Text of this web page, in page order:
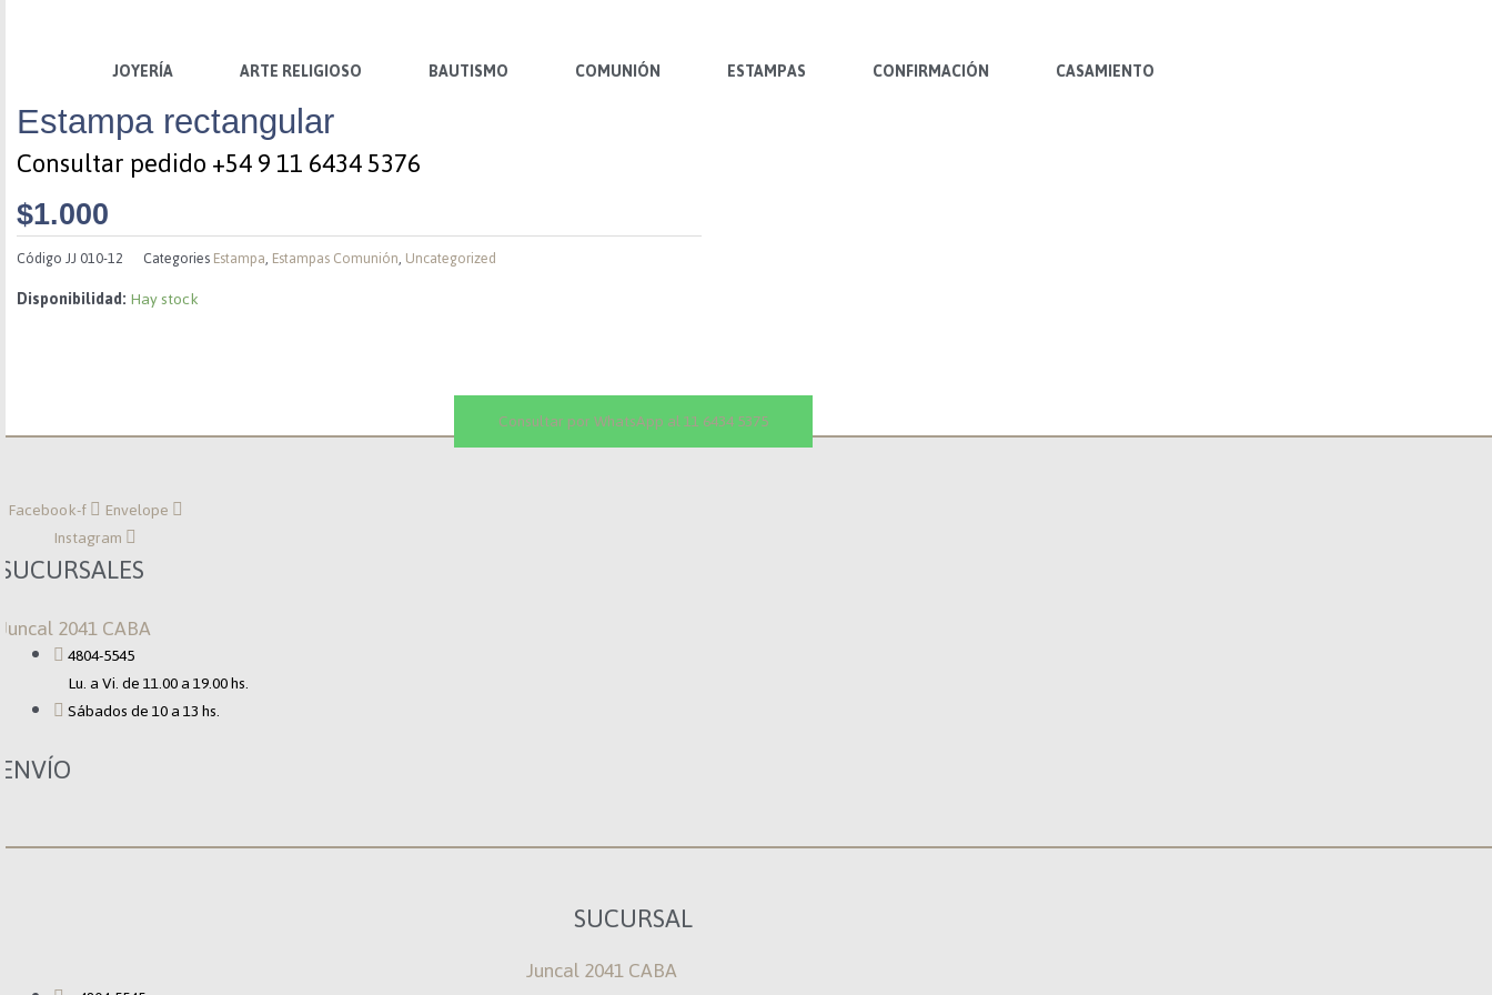
JOYERÍA ARTE RELIGIOSO BAUTISMO COMUNIÓN ESTAMPAS CONFIRMACIÓN CASAMIENTO
Estampa rectangular
Consultar pedido +54 9 11 6434 5376
$1.000
CódigoJJ 010-12 CategoriesEstampa, Estampas Comunión, Uncategorized
Disponibilidad:Hay stock
Consultar por WhatsApp al 11 6434 5375
Facebook-f
Envelope
Instagram
SUCURSALES
Juncal 2041 CABA
4804-5545
Lu. a Vi. de 11.00 a 19.00 hs.
Sábados de 10 a 13 hs.
ENVÍO
SUCURSAL
Juncal 2041 CABA